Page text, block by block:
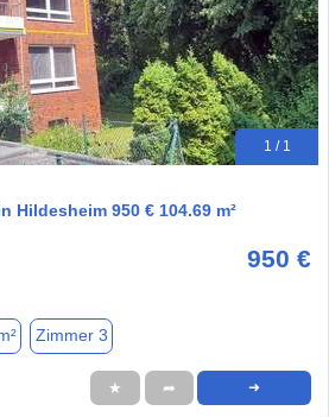
1 / 1
Hildesheim 950 € 104.69 m²
950 €
Zimmer 3
★ ➦ ➜